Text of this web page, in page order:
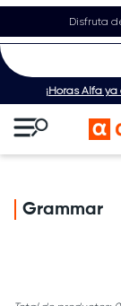
Disfruta
¡Horas Alfa
Grammar